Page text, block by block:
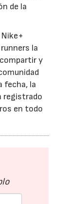
de la
la
y
fecha, la
registrado
en todo